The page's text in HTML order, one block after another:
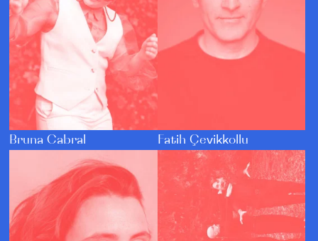
Bruna Cabral Fatih Çevikkollu